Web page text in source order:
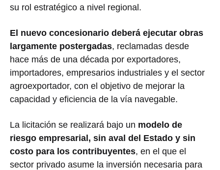
su rol estratégico a nivel regional.
El nuevo concesionario deberá ejecutar obras
largamente postergadas, reclamadas desde
hace más de una década por exportadores,
importadores, empresarios industriales y el sector
agroexportador, con el objetivo de mejorar la
capacidad y eficiencia de la vía navegable.
La licitación se realizará bajo un modelo de
riesgo empresarial, sin aval del Estado y sin
costo para los contribuyentes, en el que el
sector privado asume la inversión necesaria para